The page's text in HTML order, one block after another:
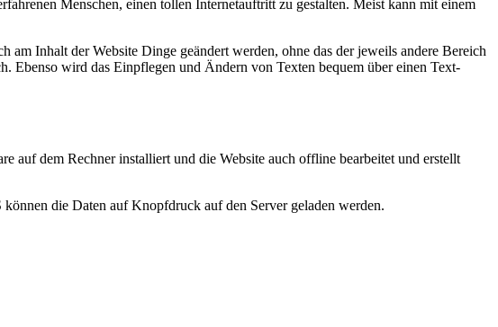
Menschen, einen tollen Internetauftritt zu gestalten. Meist kann mit einem
Inhalt der Website Dinge geändert werden, ohne das der jeweils andere Bereich
Ebenso wird das Einpflegen und Ändern von Texten bequem über einen Text-
auf dem Rechner installiert und die Website auch offline bearbeitet und erstellt
die Daten auf Knopfdruck auf den Server geladen werden.